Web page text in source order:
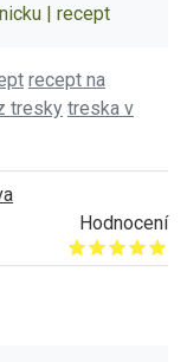
| recept
recept na
tresky treska v
Hodnocení
Give it 1/5
Give it 2/5
Give it 3/5
Give it 4/5
Give it 5/5